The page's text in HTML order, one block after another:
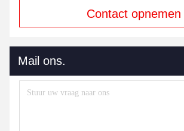
Contact opnemen
Mail ons.